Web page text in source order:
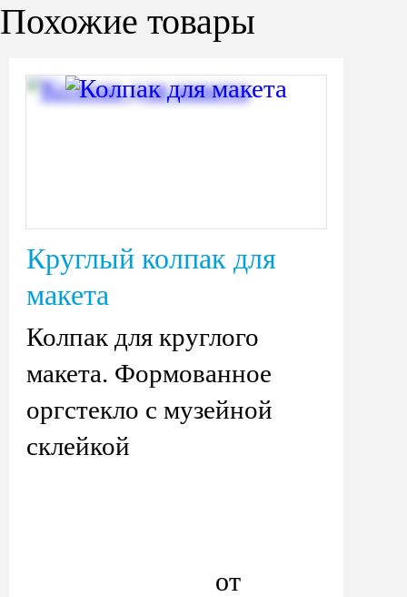
Похожие товары
Круглый колпак для
макета
Колпак для круглого
макета. Формованное
оргстекло с музейной
склейкой
от